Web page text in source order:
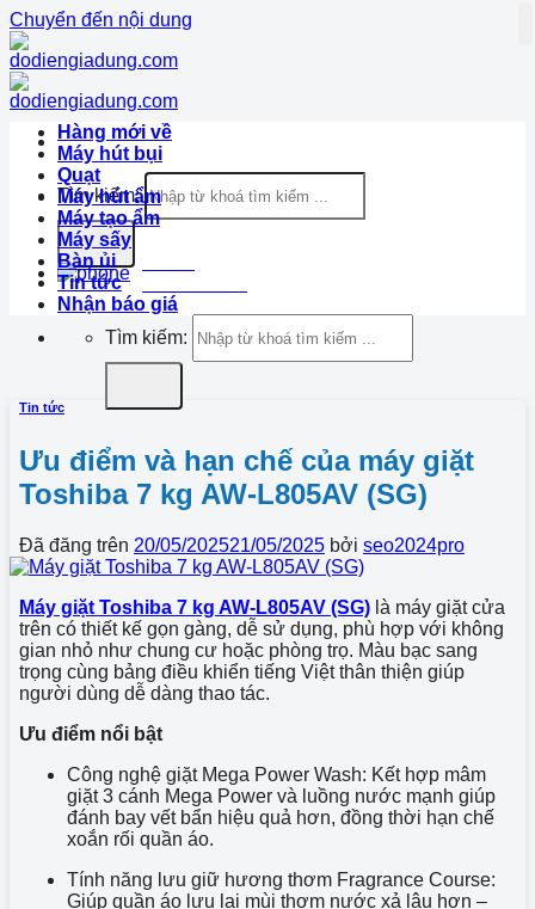
Chuyển đến nội dung
Tìm kiếm:
Tìm kiếm:
Hàng mới về
Máy hút bụi
Quạt
Máy hút ẩm
Máy tạo ẩm
Máy sấy
Bàn ủi
Tin tức
Nhận báo giá
Tin tức
Ưu điểm và hạn chế của máy giặt
Toshiba 7 kg AW-L805AV (SG)
Đã đăng trên 20/05/202521/05/2025 bởi seo2024pro
Máy giặt Toshiba 7 kg AW-L805AV (SG) là máy giặt cửa
trên có thiết kế gọn gàng, dễ sử dụng, phù hợp với không
gian nhỏ như chung cư hoặc phòng trọ. Màu bạc sang
trọng cùng bảng điều khiển tiếng Việt thân thiện giúp
người dùng dễ dàng thao tác.
Ưu điểm nổi bật
Công nghệ giặt Mega Power Wash: Kết hợp mâm
giặt 3 cánh Mega Power và luồng nước mạnh giúp
đánh bay vết bẩn hiệu quả hơn, đồng thời hạn chế
xoắn rối quần áo.
Tính năng lưu giữ hương thơm Fragrance Course:
Giúp quần áo lưu lại mùi thơm nước xả lâu hơn –